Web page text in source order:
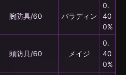
腕防具/60 パラディン
0.
40
0%
頭防具/60 メイジ
0.
40
0%